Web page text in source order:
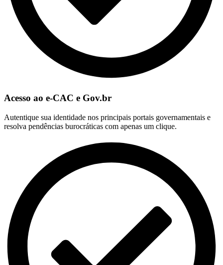
Acesso ao e-CAC e Gov.br
Autentique sua identidade nos principais portais governamentais e
resolva pendências burocráticas com apenas um clique.